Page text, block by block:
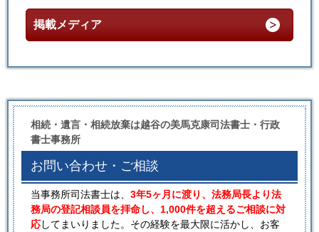
掲載メディア
相続・遺言・相続放棄は越谷の美馬克康司法書士・行政
書士事務所
お問い合わせ・ご相談
当事務所司法書士は、 3年5ヶ月に渡り、法務局長より法
務局の登記相談員を拝命し、1,000件を超えるご相談に対
応してまいりました。その経験を最大限に活かし、お客